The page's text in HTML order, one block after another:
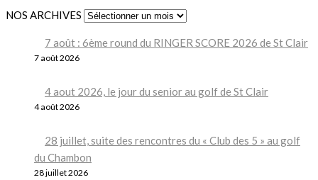
NOS ARCHIVES
7 août : 6ème round du RINGER SCORE 2026 de St Clair
7 août 2026
4 aout 2026, le jour du senior au golf de St Clair
4 août 2026
28 juillet, suite des rencontres du « Club des 5 » au golf
du Chambon
28 juillet 2026